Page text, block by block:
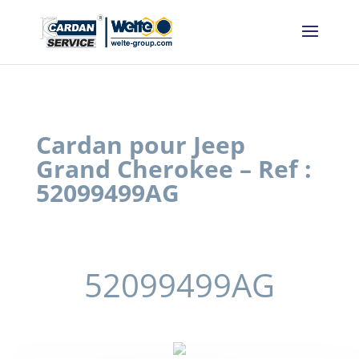
Cardan pour Jeep
Grand Cherokee – Ref :
52099499AG
52099499AG